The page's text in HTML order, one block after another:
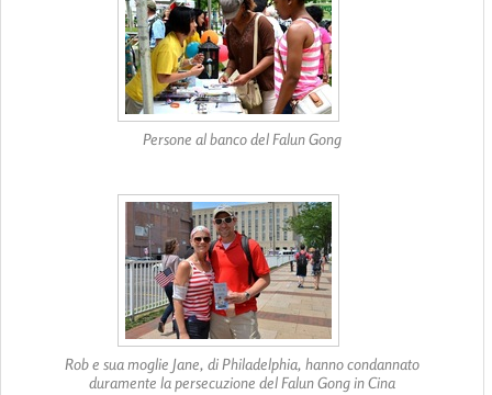
Persone al banco del Falun Gong
Rob e sua moglie Jane, di Philadelphia, hanno condannato
duramente la persecuzione del Falun Gong in Cina